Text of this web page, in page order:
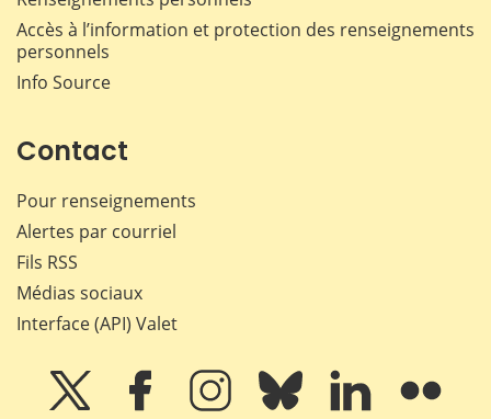
Accès à l’information et protection des renseignements
personnels
Info Source
Contact
Pour renseignements
Alertes par courriel
Fils RSS
Médias sociaux
Interface (API) Valet